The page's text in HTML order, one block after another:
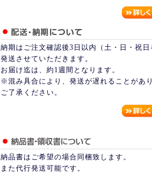
納期はご注文確認後3日以内（土・日・祝
発送させていただきます。
お届け迄は、約1週間となります。
※混み具合により、発送が遅れることがあ
ご了承ください。
納品書はご希望の場合同梱致します。
また代行発送可能です。